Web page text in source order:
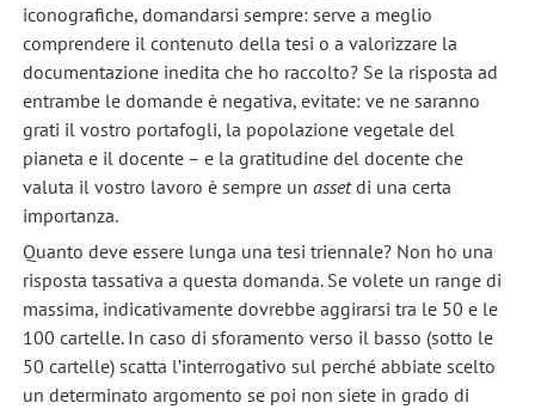
iconografiche, domandarsi sempre: serve a meglio
comprendere il contenuto della tesi o a valorizzare la
documentazione inedita che ho raccolto? Se la risposta ad
entrambe le domande è negativa, evitate: ve ne saranno
grati il vostro portafogli, la popolazione vegetale del
pianeta e il docente – e la gratitudine del docente che
valuta il vostro lavoro è sempre un assetdi una certa
importanza.
Quanto deve essere lunga una tesi triennale? Non ho una
risposta tassativa a questa domanda. Se volete un range di
massima, indicativamente dovrebbe aggirarsi tra le 50 e le
100 cartelle. In caso di sforamento verso il basso (sotto le
50 cartelle) scatta l’interrogativo sul perché abbiate scelto
un determinato argomento se poi non siete in grado di